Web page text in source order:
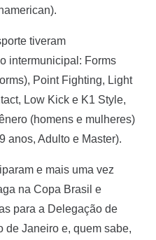
tiveram
intermunicipal: Forms
Point Fighting, Light
Low Kick e K1 Style,
(homens e mulheres)
anos, Adulto e Master).
e mais uma vez
na Copa Brasil e
para a Delegação de
de Janeiro e, quem sabe,